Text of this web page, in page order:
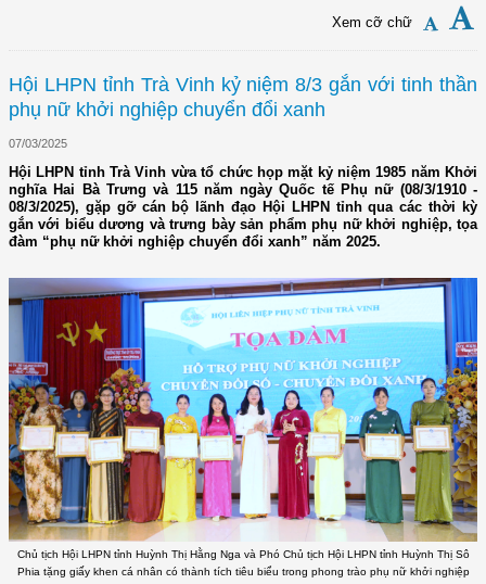
Xem cỡ chữ
Hội LHPN tỉnh Trà Vinh kỷ niệm 8/3 gắn với tinh thần
phụ nữ khởi nghiệp chuyển đổi xanh
07/03/2025
Hội LHPN tỉnh Trà Vinh vừa tổ chức họp mặt kỷ niệm 1985 năm Khởi
nghĩa Hai Bà Trưng và 115 năm ngày Quốc tế Phụ nữ (08/3/1910 -
08/3/2025), gặp gỡ cán bộ lãnh đạo Hội LHPN tỉnh qua các thời kỳ
gắn với biểu dương và trưng bày sản phẩm phụ nữ khởi nghiệp, tọa
đàm “phụ nữ khởi nghiệp chuyển đổi xanh” năm 2025.
Chủ tịch Hội LHPN tỉnh Huỳnh Thị Hằng Nga và Phó Chủ tịch Hội LHPN tỉnh Huỳnh Thị Sô
Phia tặng giấy khen cá nhân có thành tích tiêu biểu trong phong trào phụ nữ khởi nghiệp